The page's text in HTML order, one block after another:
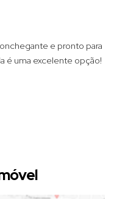
e pronto para
é uma excelente opção!